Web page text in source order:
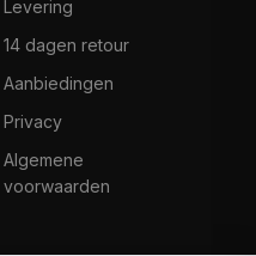
Levering
14 dagen retour
Aanbiedingen
Privacy
Algemene
voorwaarden